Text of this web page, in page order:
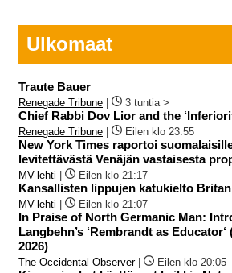
Ulkomaat
Traute Bauer
Renegade Tribune | 3 tuntia >
Chief Rabbi Dov Lior and the
Renegade Tribune | Eilen klo 23:55
New York Times raportoi
levitettävästä Venäjän vastaisesta
MV-lehti | Eilen klo 21:17
Kansallisten lippujen katukielto
MV-lehti | Eilen klo 21:07
In Praise of North Germanic Man:
Langbehn’s ‘Rembrandt as
2026)
The Occidental Observer| Eilen klo 20:05